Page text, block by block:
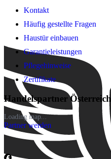
Kontakt
Häufig gestellte Fragen
Haustür einbauen
Garantieleistungen
Pflegehinweise
Zertifikate
Handelspartner Österreich
Loading map...
Partner werden